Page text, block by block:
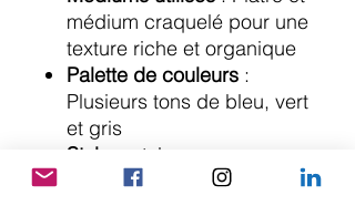
médium craquelé pour une
texture riche et organique
Palette de couleurs :
Plusieurs tons de bleu, vert
et gris
Style
: style
impressionniste